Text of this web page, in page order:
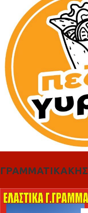
ΓΡΑΜΜΑΤΙΚΑΚΗΣ